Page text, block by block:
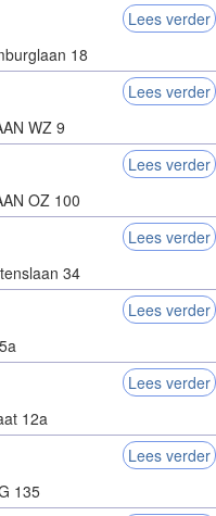
Lees verder
18
Lees verder
WZ 9
Lees verder
OZ 100
Lees verder
34
Lees verder
Lees verder
12a
Lees verder
135